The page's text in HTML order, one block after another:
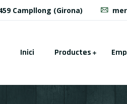
Campllong (Girona)
Inici Productes